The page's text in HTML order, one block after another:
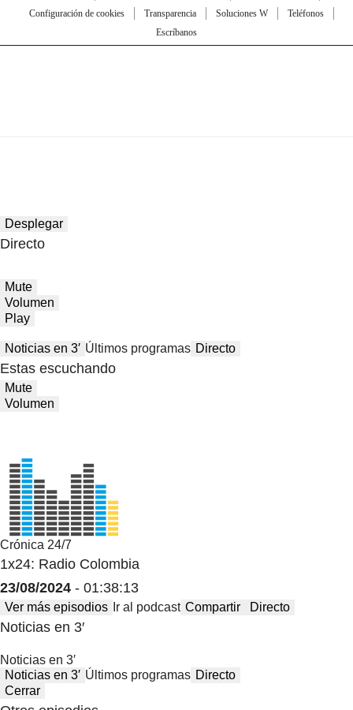
Configuración de cookies
Transparencia Soluciones W
Teléfonos
Escríbanos
Desplegar
Directo
Mute
Volumen
Play
Noticias en 3′ Últimos programas Directo
Estas escuchando
Mute
Volumen
Crónica 24/7
1x24: Radio Colombia
23/08/2024 - 01:38:13
Ver más episodios Ir al podcast Compartir Directo
Noticias en 3′
Noticias en 3′
Noticias en 3′ Últimos programas Directo
Cerrar